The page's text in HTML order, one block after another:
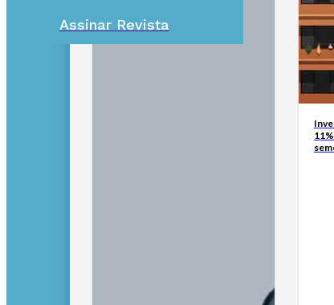
Assinar Revista